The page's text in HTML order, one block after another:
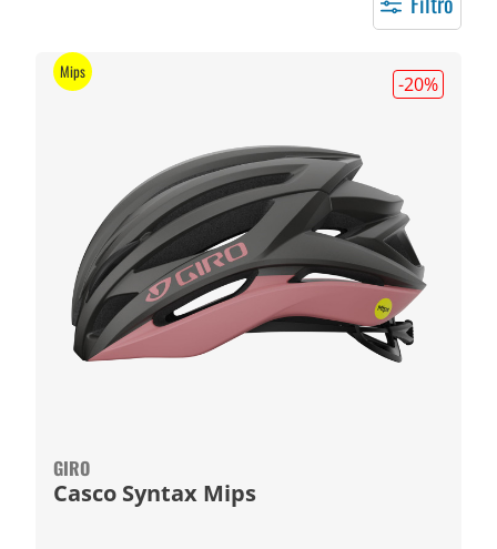
-20%
GIRO
Casco Syntax Mips
Mips